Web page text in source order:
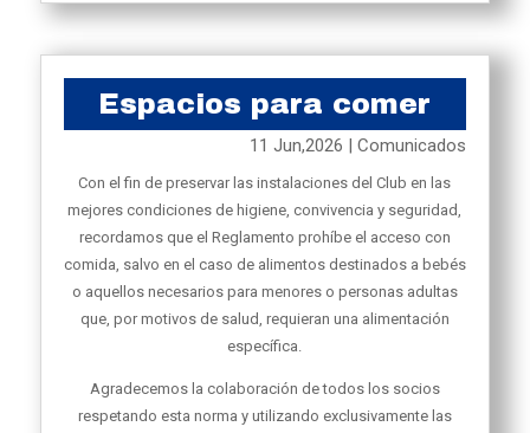
Espacios para comer
11 Jun,2026 |Comunicados
Con el fin de preservar las instalaciones del Club en las
mejores condiciones de higiene, convivencia y seguridad,
recordamos que el Reglamento prohíbe el acceso con
comida, salvo en el caso de alimentos destinados a bebés
o aquellos necesarios para menores o personas adultas
que, por motivos de salud, requieran una alimentación
específica.
Agradecemos la colaboración de todos los socios
respetando esta norma y utilizando exclusivamente las